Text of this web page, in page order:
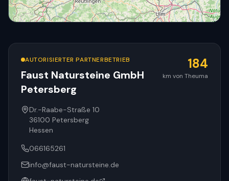
AUTORISIERTER PARTNERBETRIEB
Faust Natursteine GmbH
Petersberg
184
km von Theuma
Dr.-Raabe-Straße 10
36100 Petersberg
Hessen
066165261
info@faust-natursteine.de